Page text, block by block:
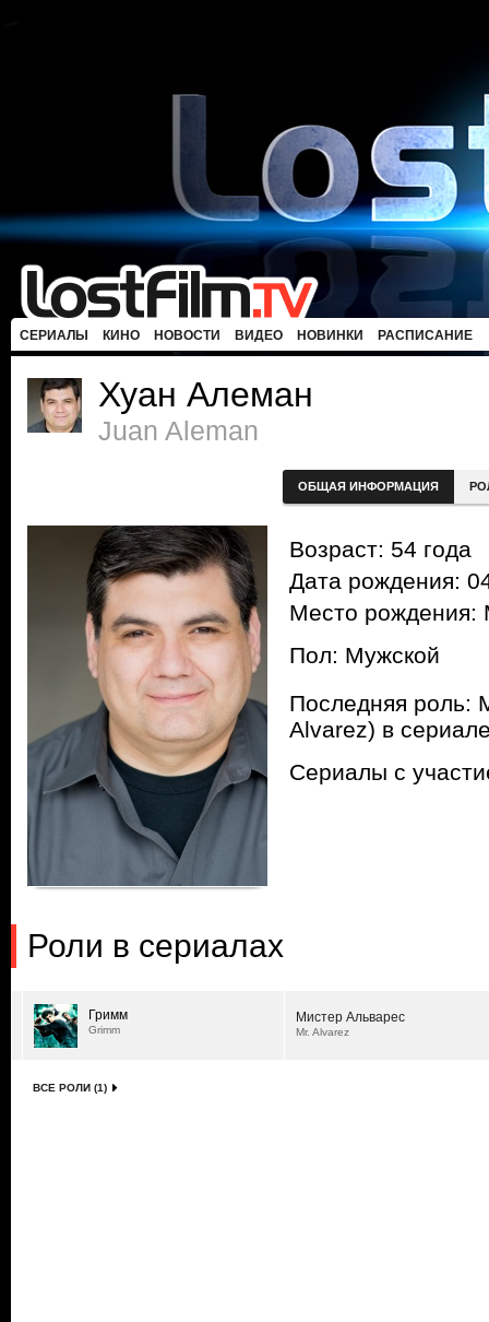
СЕРИАЛЫ КИНО НОВОСТИ ВИДЕО НОВИНКИ РАСПИСАНИЕ
Хуан Алеман
Juan Aleman
ОБЩАЯ ИНФОРМАЦИЯ
Возраст: 54 года
Дата рождения:
Место
Пол: Мужской
Последняя роль:
Alvarez) в
Сериалы с
Роли в сериалах
Гримм
Grimm
Мистер Альварес
Mr. Alvarez
ВСЕ РОЛИ (1)